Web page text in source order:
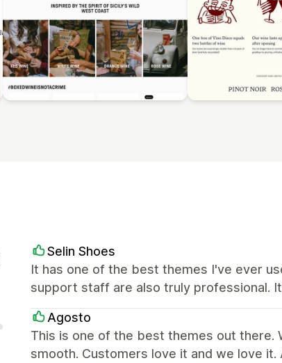
Selin Shoes
It has one of the best themes I've ever
support staff are also truly professional.
Agosto
This is one of the best themes out there.
smooth. Customers love it and we love